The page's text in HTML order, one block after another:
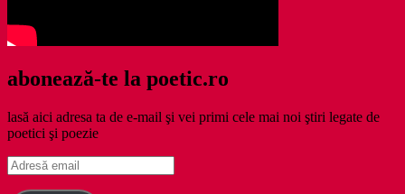
abonează-te la poetic.ro
lasă aici adresa ta de e-mail şi vei primi cele mai noi ştiri legate de
poetici şi poezie
Adresă
email